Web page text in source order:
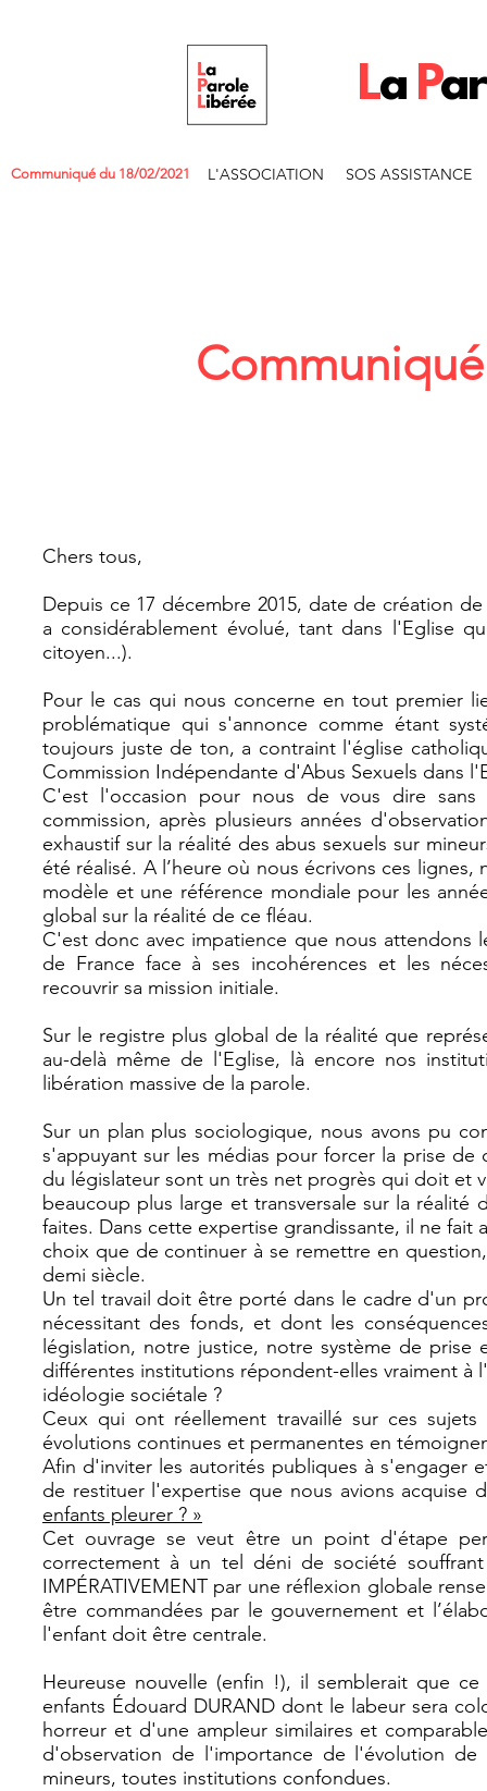
La P
L'ASSOCIATION SOS ASSISTANCE
Communiqué du 18/02/2021
Chers tous,
Depuis ce 17 décembre 2015, date de création
a considérablement évolué, tant dans l'Eglise
citoyen...).
Pour le cas qui nous concerne en tout premier
problématique qui s'annonce comme étant
toujours juste de ton, a contraint l'église
Commission Indépendante d'Abus Sexuels dans
C'est l'occasion pour nous de vous dire
commission, après plusieurs années
exhaustif sur la réalité des abus sexuels sur
été réalisé. A l’heure où nous écrivons ces
modèle et une référence mondiale pour les
global sur la réalité de ce fléau.
C'est donc avec impatience que nous
de France face à ses incohérences et les
recouvrir sa mission initiale.
Sur le registre plus global de la réalité que
au-delà même de l'Eglise, là encore nos
libération massive de la parole.
Sur un plan plus sociologique, nous avons pu
s'appuyant sur les médias pour forcer la prise
du législateur sont un très net progrès qui doit et
beaucoup plus large et transversale sur la réalité
faites. Dans cette expertise grandissante, il ne
choix que de continuer à se remettre en
demi siècle.
Un tel travail doit être porté dans le cadre d'un
nécessitant des fonds, et dont les
législation, notre justice, notre système de
différentes institutions répondent-elles vraiment
idéologie sociétale ?
Ceux qui ont réellement travaillé sur ces
évolutions continues et permanentes en
Afin d'inviter les autorités publiques à s'engager
de restituer l'expertise que nous avions acquise
enfants pleurer ? »
Cet ouvrage se veut être un point d'étape
correctement à un tel déni de société
IMPÉRATIVEMENT par une réflexion globale
être commandées par le gouvernement et
l'enfant doit être centrale.
Heureuse nouvelle (enfin !), il semblerait que
enfants Édouard DURAND dont le labeur sera
horreur et d'une ampleur similaires et
d'observation de l'importance de l'évolution de
mineurs, toutes institutions confondues.